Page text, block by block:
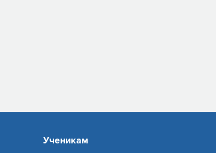
Ученикам